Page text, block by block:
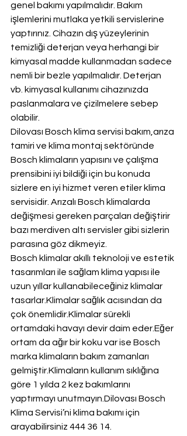
genel bakımı yapılmalıdır. Bakım
işlemlerini mutlaka yetkili servislerine
yaptırınız. Cihazın dış yüzeylerinin
temizliği deterjan veya herhangi bir
kimyasal madde kullanmadan sadece
nemli bir bezle yapılmalıdır. Deterjan
vb. kimyasal kullanımı cihazınızda
paslanmalara ve çizilmelere sebep
olabilir.
Dilovası Bosch klima servisi bakım,arıza
tamiri ve klima montaj sektöründe
Bosch klimaların yapısını ve çalışma
prensibini iyi bildiği için bu konuda
sizlere en iyi hizmet veren etiler klima
servisidir. Arızalı Bosch klimalarda
değişmesi gereken parçaları değiştirir
bazı merdiven altı servisler gibi sizlerin
parasına göz dikmeyiz.
Bosch klimalar akıllı teknoloji ve estetik
tasarımları ile sağlam klima yapısı ile
uzun yıllar kullanabileceğiniz klimalar
tasarlar.Klimalar sağlık acısından da
çok önemlidir.Klimalar sürekli
ortamdaki havayı devir daim eder.Eğer
ortam da ağır bir koku var ise Bosch
marka klimaların bakım zamanları
gelmiştir.Klimaların kullanım sıklığına
göre 1 yılda 2 kez bakımlarını
yaptırmayı unutmayın.Dilovası Bosch
Klima Servisi’ni klima bakımı için
arayabilirsiniz 444 36 14.